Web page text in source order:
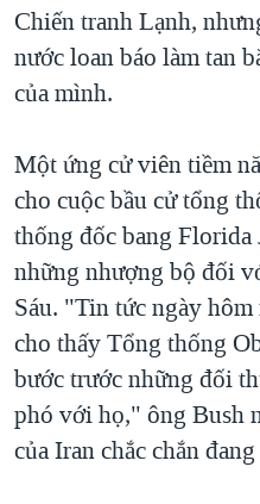
Chiến tranh Lạnh,
nước loan báo làm tan
của mình.
Một ứng cử viên tiềm
cho cuộc bầu cử tổng
thống đốc bang Florida
những nhượng bộ đối
Sáu. "Tin tức ngày
cho thấy Tổng thống
bước trước những đối
phó với họ," ông Bush
của Iran chắc chắn